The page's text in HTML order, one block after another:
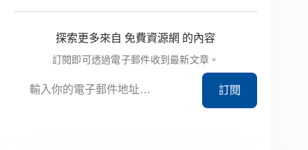
探索更多來自 免費資源網 的內容
訂閱即可透過電子郵件收到最新文章。
訂閱